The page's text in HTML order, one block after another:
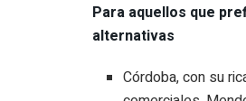
Para aquellos que
alternativas
Córdoba, con su